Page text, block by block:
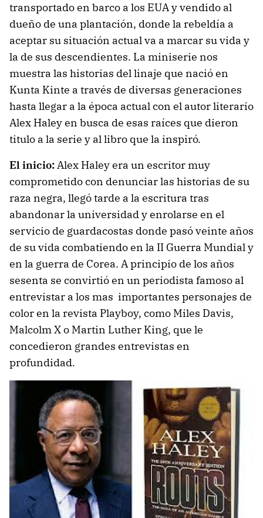
transportado en barco a los EUA y vendido al
dueño de una plantación, donde la rebeldía a
aceptar su situación actual va a marcar su vida y
la de sus descendientes. La miniserie nos
muestra las historias del linaje que nació en
Kunta Kinte a través de diversas generaciones
hasta llegar a la época actual con el autor literario
Alex Haley en busca de esas raíces que dieron
titulo a la serie y al libro que la inspiró.
El inicio:Alex Haley era un escritor muy
comprometido con denunciar las historias de su
raza negra, llegó tarde a la escritura tras
abandonar la universidad y enrolarse en el
servicio de guardacostas donde pasó veinte años
de su vida combatiendo en la II Guerra Mundial y
en la guerra de Corea. A principio de los años
sesenta se convirtió en un periodista famoso al
entrevistar a los mas importantes personajes de
color en la revista Playboy, como Miles Davis,
Malcolm X o Martin Luther King, que le
concedieron grandes entrevistas en
profundidad.